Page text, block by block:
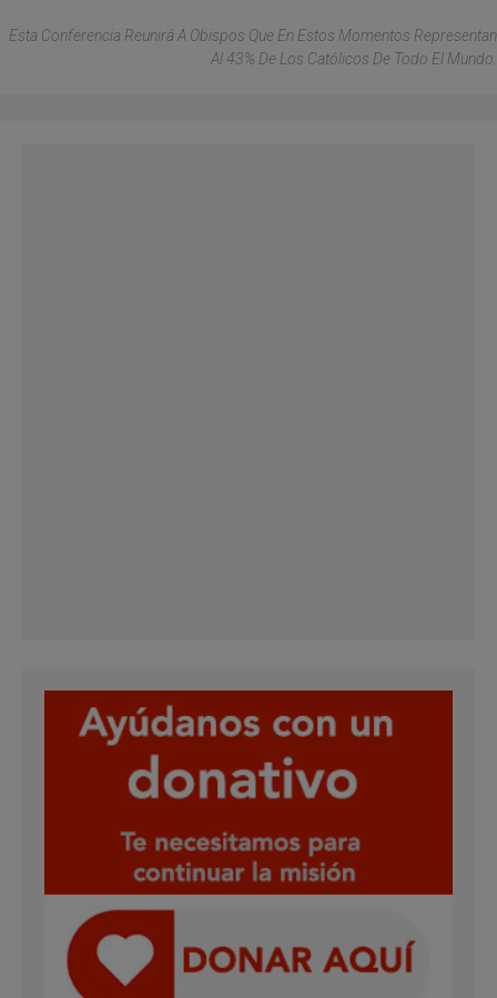
Esta Conferencia Reunirá A Obispos Que En Estos Momentos Representan
Al 43% De Los Católicos De Todo El Mundo.